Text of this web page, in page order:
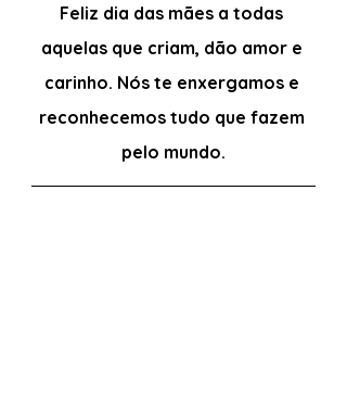
Feliz dia das mães a todas
aquelas que criam, dão amor e
carinho. Nós te enxergamos e
reconhecemos tudo que fazem
pelo mundo.